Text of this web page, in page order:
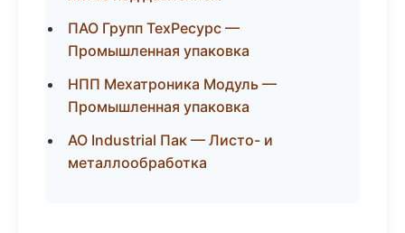
ПАО Групп ТехРесурс —
Промышленная упаковка
НПП Мехатроника Модуль —
Промышленная упаковка
АО Industrial Пак — Листо- и
металлообработка